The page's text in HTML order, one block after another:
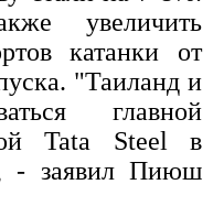
увеличить
катанки от
"Таиланд и
главной
Tata Steel в
- заявил Пиюш